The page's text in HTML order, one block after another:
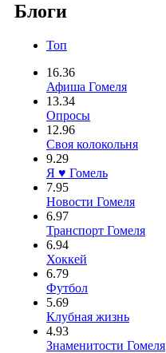
Блоги
Топ
16.36
Афиша Гомеля
13.34
Опросы
12.96
Своя колокольня
9.29
Я ♥ Гомель
7.95
Новости Гомеля
6.97
Транспорт Гомеля
6.94
Хоккей
6.79
Футбол
5.69
Клубная жизнь
4.93
Знаменитости Гомеля